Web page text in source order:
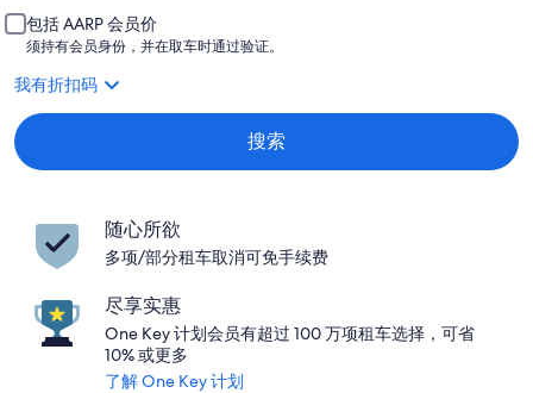
包括 AARP 会员价
须持有会员身份，并在取车时通过验证。
我有折扣码
搜索
随心所欲
多项/部分租车取消可免手续费
尽享实惠
One Key 计划会员有超过 100 万项租车选择，可省
10% 或更多
了解 One Key 计划